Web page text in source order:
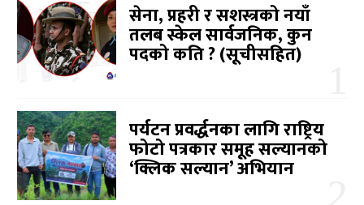
सेना, प्रहरी र सशस्त्रको नयाँ
तलब स्केल सार्वजनिक, कुन
पदको कति ? (सूचीसहित)
पर्यटन प्रवर्द्धनका लागि राष्ट्रिय
फोटो पत्रकार समूह सल्यानको
‘क्लिक सल्यान’ अभियान